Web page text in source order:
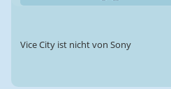
Vice City ist nicht von Sony